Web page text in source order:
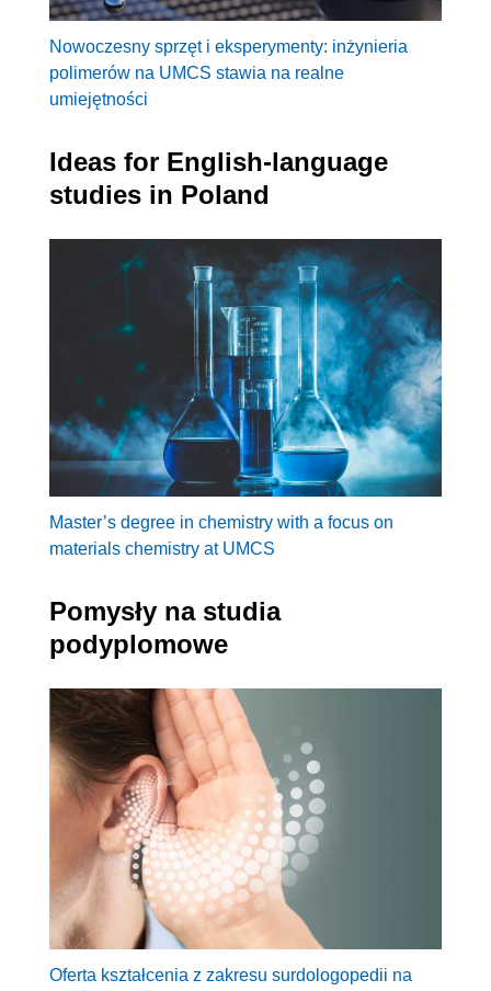
Nowoczesny sprzęt i eksperymenty: inżynieria
polimerów na UMCS stawia na realne
umiejętności
Ideas for English-language
studies in Poland
Master’s degree in chemistry with a focus on
materials chemistry at UMCS
Pomysły na studia
podyplomowe
Oferta kształcenia z zakresu surdologopedii na